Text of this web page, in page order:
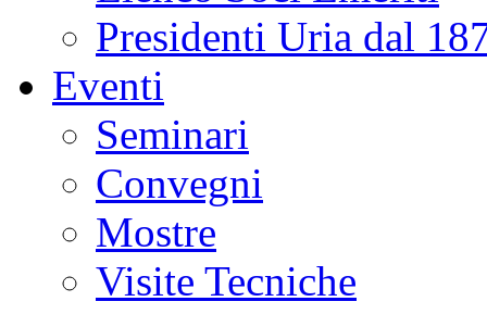
Presidenti Uria dal
Eventi
Seminari
Convegni
Mostre
Visite Tecniche